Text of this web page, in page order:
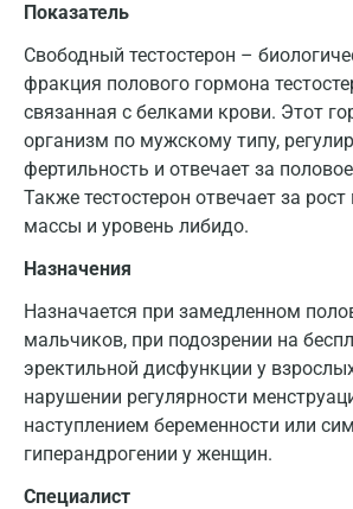
Показатель
Свободный тестостерон –
фракция полового гормона
связанная с белками крови. Этот
организм по мужскому типу,
фертильность и отвечает за
Также тестостерон отвечает за
массы и уровень либидо.
Назначения
Назначается при замедленном
мальчиков, при подозрении на
эректильной дисфункции у
нарушении регулярности
наступлением беременности или
гиперандрогении у женщин.
Специалист